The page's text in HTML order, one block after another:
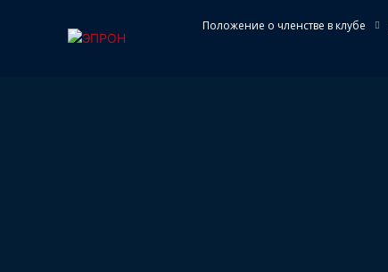
Положение о членстве в клубе